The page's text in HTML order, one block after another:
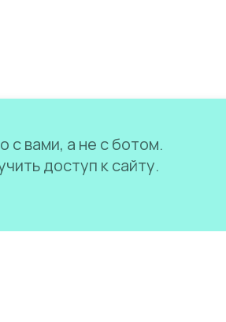
вами, а не с ботом.
доступ к сайту.